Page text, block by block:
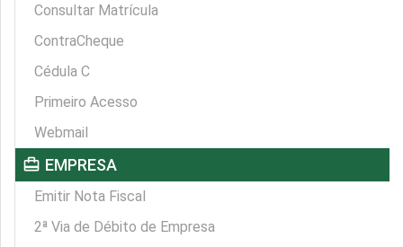
Consultar Matrícula
ContraCheque
Cédula C
Primeiro Acesso
Webmail
card_travel EMPRESA
Emitir Nota Fiscal
2ª Via de Débito de Empresa